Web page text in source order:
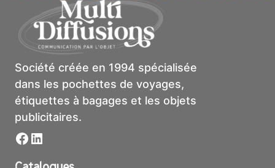
Société créée en 1994 spécialisée
dans les pochettes de voyages,
étiquettes à bagages et les objets
publicitaires.
Facebook
LinkedIn